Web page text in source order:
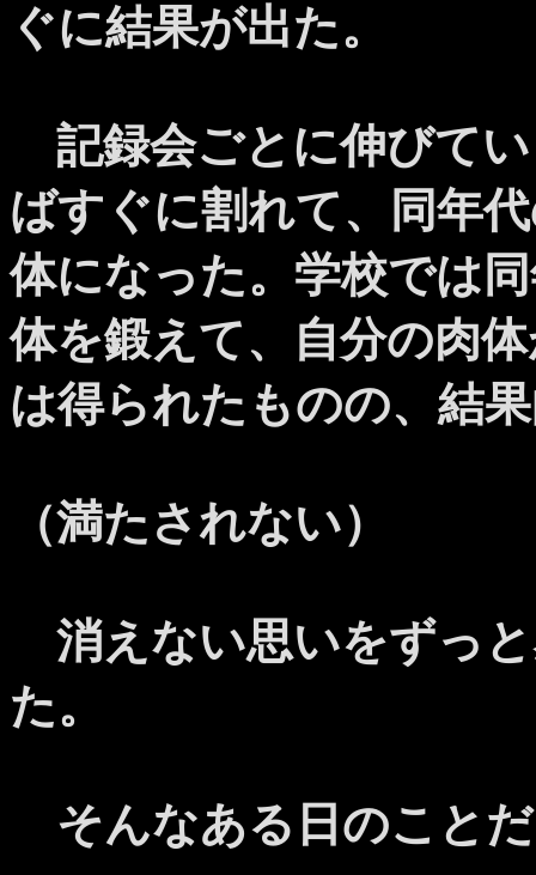
ぐに結果が出た。
記録会ごとに伸びて
ばすぐに割れて、同年
体になった。学校では
体を鍛えて、自分の肉
は得られたものの、結
（満たされない）
消えない思いをずっ
た。
そんなある日のこと